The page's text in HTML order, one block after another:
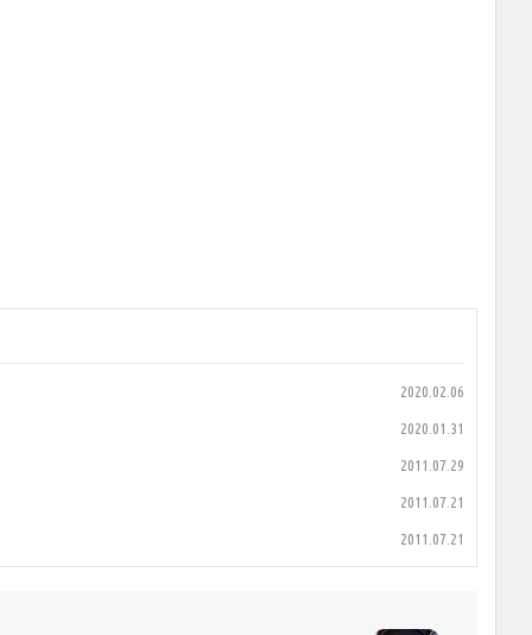
2020.02.06
2020.01.31
2011.07.29
2011.07.21
2011.07.21